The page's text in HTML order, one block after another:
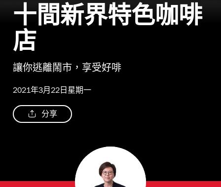
Photograph: Nicholas Wong
十間新界特色咖啡
店
讓你逃離鬧市，享受好啡
2021年3月22日星期一
分享